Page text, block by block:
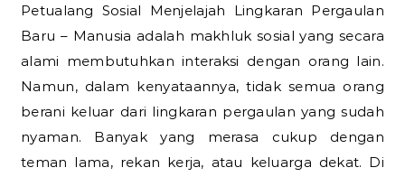
Petualang Sosial Menjelajah Lingkaran Pergaulan
Baru – Manusia adalah makhluk sosial yang secara
alami membutuhkan interaksi dengan orang lain.
Namun, dalam kenyataannya, tidak semua orang
berani keluar dari lingkaran pergaulan yang sudah
nyaman. Banyak yang merasa cukup dengan
teman lama, rekan kerja, atau keluarga dekat. Di